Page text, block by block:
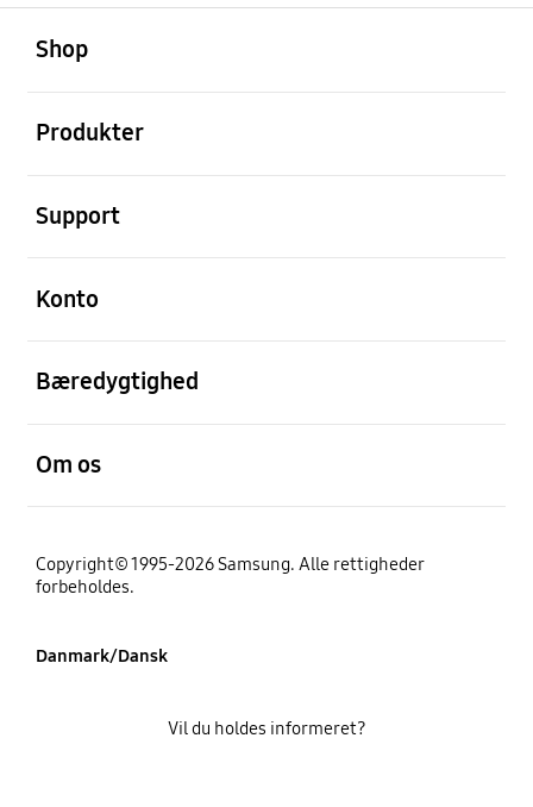
Shop
Produkter
Support
Konto
Bæredygtighed
Om os
Copyright© 1995-2026 Samsung. Alle rettigheder
forbeholdes.
Danmark/Dansk
Vil du holdes informeret?